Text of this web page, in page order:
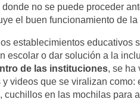
no se puede proceder
el buen funcionamiento de
establecimientos educativos
escolar o dar solución a la
de las instituciones, se ha
videos que se viralizan
cuchillos en las mochilas para